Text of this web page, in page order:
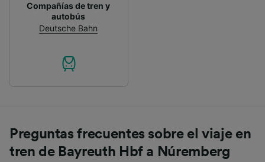
Compañías de tren y
autobús
Deutsche Bahn
Preguntas frecuentes sobre el viaje en
tren de Bayreuth Hbf a Núremberg